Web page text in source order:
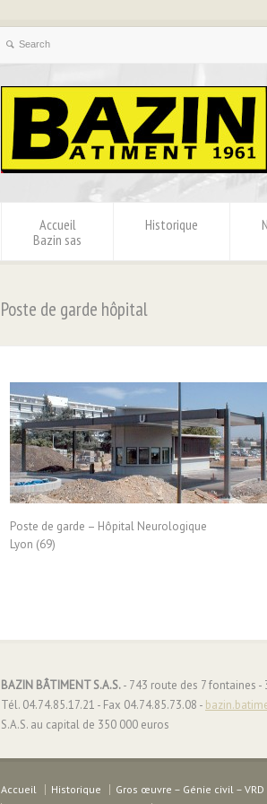
Accueil
Bazin sas
Historique
Poste de garde hôpital
Poste de garde – Hôpital Neurologique
Lyon (69)
BAZIN BÂTIMENT S.A.S.- 743 route des 7 fontaines -
Tél. 04.74.85.17.21 - Fax 04.74.85.73.08 -
S.A.S. au capital de 350 000 euros
Accueil Historique Gros œuvre – Génie civil – VRD